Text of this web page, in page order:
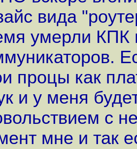
вида
умерли КПК
процы как
и у меня
с
мне и так